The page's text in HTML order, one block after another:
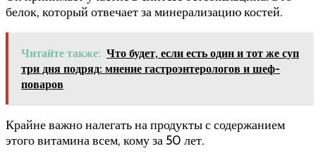
белок, который отвечает за минерализацию костей.
Читайте также: Что будет, если есть один и тот же суп
три дня подряд: мнение гастроэнтерологов и шеф-
поваров
Крайне важно налегать на продукты с содержанием
этого витамина всем, кому за 50 лет.